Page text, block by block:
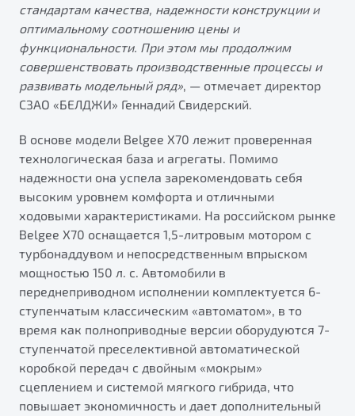
Универсальный кроссовер
Обзор В наличии
Спецпредложения
Запись на сервис
Калькулятор ТО
Клиентская поддержка
стандартам качества, надежности конструкции и
оптимальному соотношению цены и
функциональности. При этом мы продолжим
совершенствовать производственные процессы и
развивать модельный ряд», — отмечает директор
СЗАО «БЕЛДЖИ» Геннадий Свидерский.
В основе модели Belgee X70 лежит проверенная
технологическая база и агрегаты. Помимо
надежности она успела зарекомендовать себя
высоким уровнем комфорта и отличными
ходовыми характеристиками. На российском рынке
Belgee X70 оснащается 1,5-литровым мотором с
турбонаддувом и непосредственным впрыском
мощностью 150 л. с. Автомобили в
переднеприводном исполнении комплектуется 6-
ступенчатым классическим «автоматом», в то
время как полноприводные версии оборудуются 7-
ступенчатой преселективной автоматической
коробкой передач с двойным «мокрым»
сцеплением и системой мягкого гибрида, что
повышает экономичность и дает дополнительный